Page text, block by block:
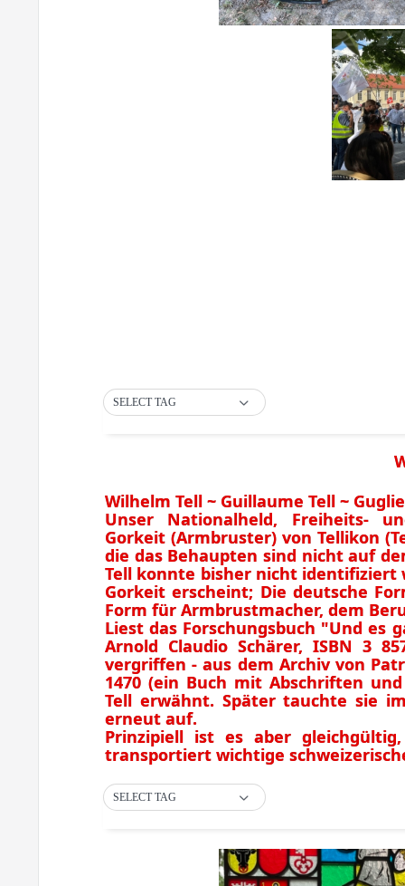
SELECT TAG
Wilhelm Tell ~ Guillaume Tell ~
Unser Nationalheld, Freiheits-
Gorkeit (Armbruster) von Tellikon
die das Behaupten sind nicht auf
Tell konnte bisher nicht identifiziert
Gorkeit erscheint; Die deutsche
Form für Armbrustmacher, dem
Liest das Forschungsbuch "Und es
Arnold Claudio Schärer, ISBN 3
vergriffen - aus dem Archiv von
1470 (ein Buch mit Abschriften
Tell erwähnt. Später tauchte sie
erneut auf.
Prinzipiell ist es aber
transportiert wichtige
SELECT TAG